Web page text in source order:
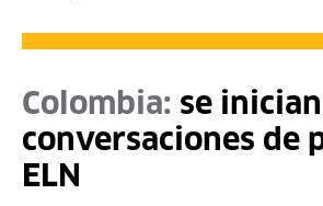
Colombia: se inician
conversaciones de
ELN